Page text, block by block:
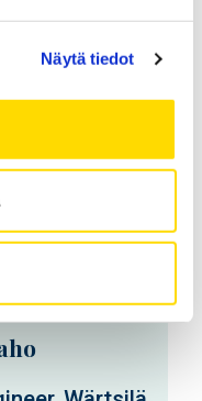
Näytä tiedot